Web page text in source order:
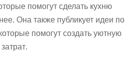
помогут сделать кухню
Она также публикует идеи по
помогут создать уютную